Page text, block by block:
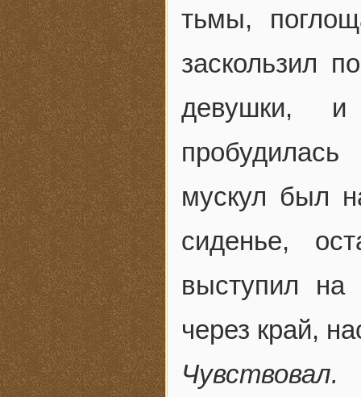
тьмы,
заскользил
девушки, и
мускул был
сиденье,
выступил на
через край,
Чувствовал.